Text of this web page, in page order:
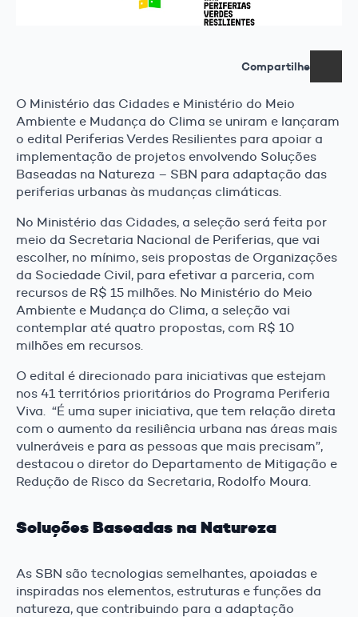
Compartilhe
O Ministério das Cidades e Ministério do Meio
Ambiente e Mudança do Clima se uniram e lançaram
o edital Periferias Verdes Resilientes para apoiar a
implementação de projetos envolvendo Soluções
Baseadas na Natureza – SBN para adaptação das
periferias urbanas às mudanças climáticas.
No Ministério das Cidades, a seleção será feita por
meio da Secretaria Nacional de Periferias, que vai
escolher, no mínimo, seis propostas de Organizações
da Sociedade Civil, para efetivar a parceria, com
recursos de R$ 15 milhões. No Ministério do Meio
Ambiente e Mudança do Clima, a seleção vai
contemplar até quatro propostas, com R$ 10
milhões em recursos.
O edital é direcionado para iniciativas que estejam
nos 41 territórios prioritários do Programa Periferia
Viva. “É uma super iniciativa, que tem relação direta
com o aumento da resiliência urbana nas áreas mais
vulneráveis e para as pessoas que mais precisam”,
destacou o diretor do Departamento de Mitigação e
Redução de Risco da Secretaria, Rodolfo Moura.
Soluções Baseadas na Natureza
As SBN são tecnologias semelhantes, apoiadas e
inspiradas nos elementos, estruturas e funções da
natureza, que contribuindo para a adaptação